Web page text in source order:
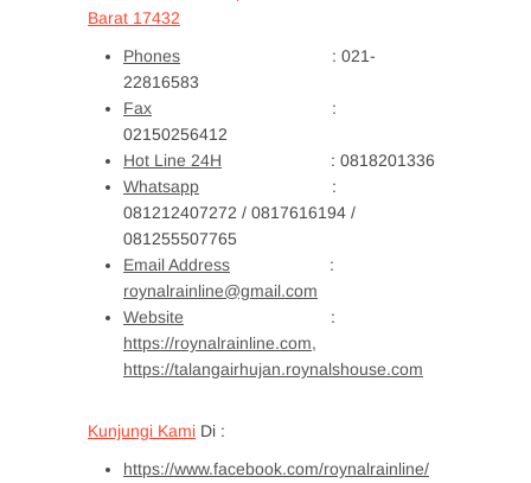
Barat 17432
Phones : 021-
22816583
Fax :
02150256412
Hot Line 24H : 0818201336
Whatsapp :
081212407272 / 0817616194 /
081255507765
Email Address :
roynalrainline@gmail.com
Website :
https://roynalrainline.com,
https://talangairhujan.roynalshouse.com
Kunjungi Kami Di :
https://www.facebook.com/roynalrainline/